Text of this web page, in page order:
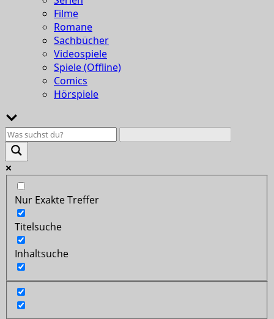
Filme
Romane
Sachbücher
Videospiele
Spiele (Offline)
Comics
Hörspiele
Nur Exakte Treffer
Titelsuche
Inhaltsuche